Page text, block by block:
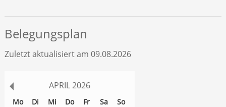
Belegungsplan
Zuletzt aktualisiert am 09.08.2026
APRIL2026
Mo Di Mi Do Fr Sa
So